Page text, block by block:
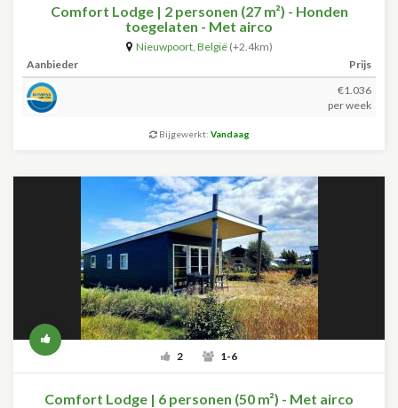
Comfort Lodge | 2 personen (27 m²) - Honden
toegelaten - Met airco
Nieuwpoort, België (+2.4km)
Aanbieder
Prijs
€1.036
per week
Bijgewerkt: Vandaag
2 1-6
Comfort Lodge | 6 personen (50 m²) - Met airco